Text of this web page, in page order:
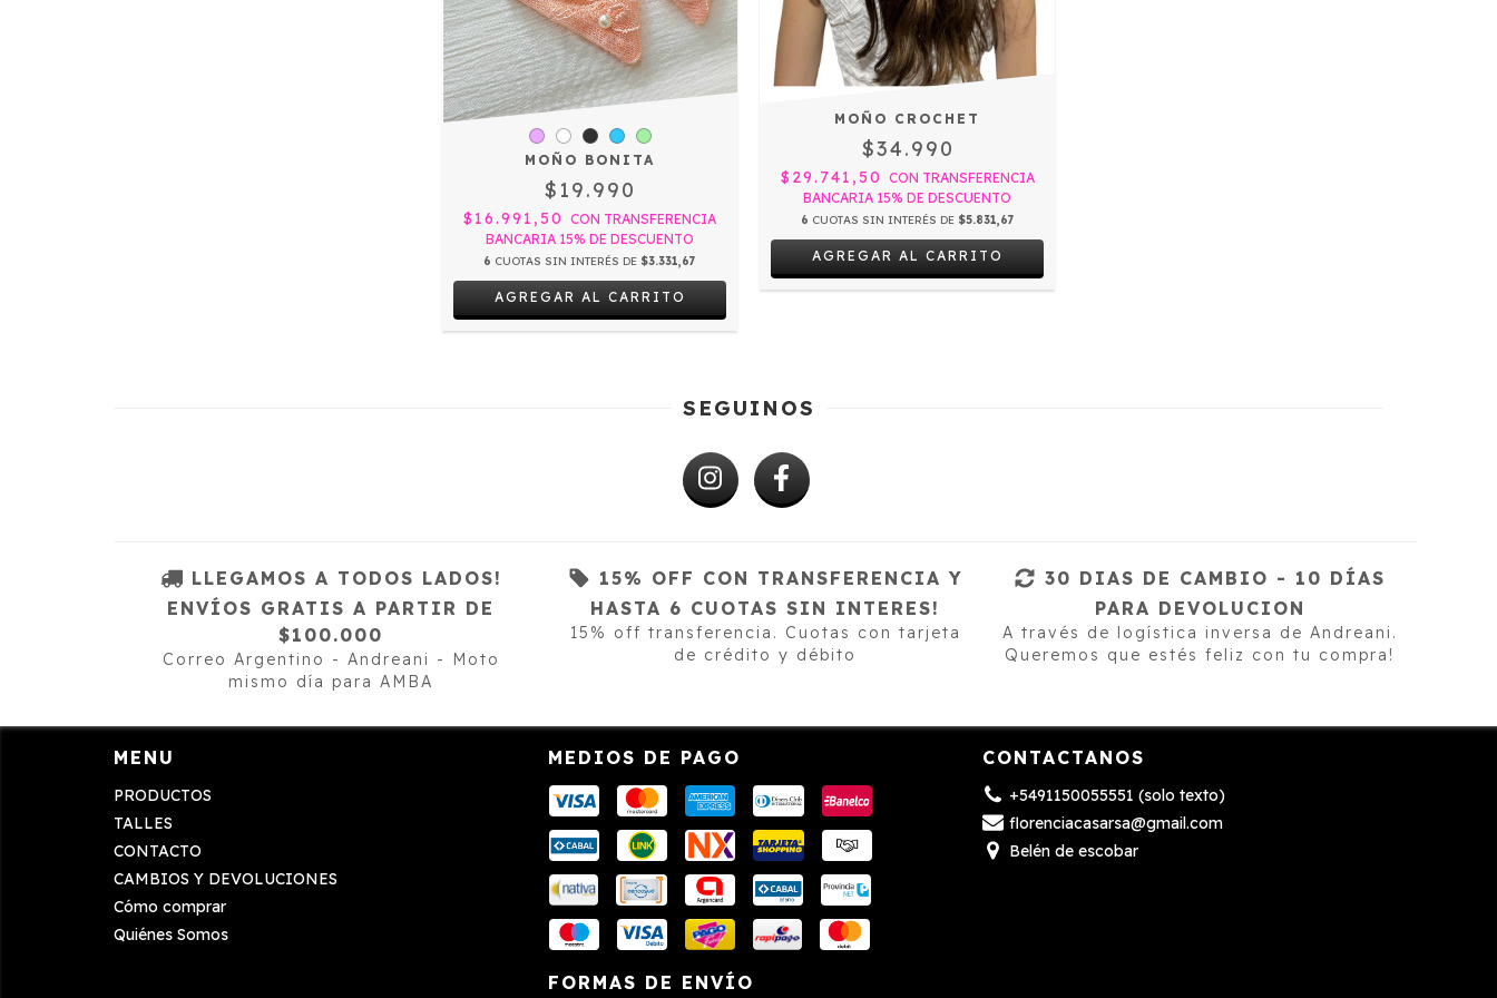
MOÑO BONITA
$19.990
$16.991,50 CON TRANSFERENCIA
BANCARIA 15% DE DESCUENTO
6 CUOTAS SIN INTERÉS DE $3.331,67
AGREGAR AL CARRITO
MOÑO CROCHET
$34.990
$29.741,50 CON TRANSFERENCIA
BANCARIA 15% DE DESCUENTO
6 CUOTAS SIN INTERÉS DE $5.831,67
AGREGAR AL CARRITO
SEGUINOS
LLEGAMOS A TODOS LADOS!
ENVÍOS GRATIS A PARTIR DE
$100.000
Correo Argentino - Andreani - Moto
mismo día para AMBA
15% OFF CON TRANSFERENCIA Y
HASTA 6 CUOTAS SIN INTERES!
15% off transferencia. Cuotas con tarjeta
de crédito y débito
30 DIAS DE CAMBIO - 10 DÍAS
PARA DEVOLUCION
A través de logística inversa de Andreani.
Queremos que estés feliz con tu compra!
MENU
PRODUCTOS
TALLES
CONTACTO
CAMBIOS Y DEVOLUCIONES
Cómo comprar
Quiénes Somos
MEDIOS DE PAGO
FORMAS DE ENVÍO
CONTACTANOS
+5491150055551 (solo texto)
florenciacasarsa@gmail.com
Belén de escobar